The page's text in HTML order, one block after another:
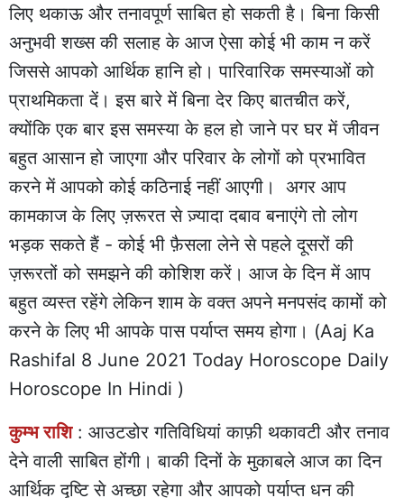
लिए थकाऊ और तनावपूर्ण साबित हो सकती है। बिना किसी
अनुभवी शख्स की सलाह के आज ऐसा कोई भी काम न करें
जिससे आपको आर्थिक हानि हो। पारिवारिक समस्याओं को
प्राथमिकता दें। इस बारे में बिना देर किए बातचीत करें,
क्योंकि एक बार इस समस्या के हल हो जाने पर घर में जीवन
बहुत आसान हो जाएगा और परिवार के लोगों को प्रभावित
करने में आपको कोई कठिनाई नहीं आएगी। अगर आप
कामकाज के लिए ज़रूरत से ज़्यादा दबाव बनाएंगे तो लोग
भड़क सकते हैं - कोई भी फ़ैसला लेने से पहले दूसरों की
ज़रूरतों को समझने की कोशिश करें। आज के दिन में आप
बहुत व्यस्त रहेंगे लेकिन शाम के वक्त अपने मनपसंद कामों को
करने के लिए भी आपके पास पर्याप्त समय होगा। (Aaj Ka
Rashifal 8 June 2021 Today Horoscope Daily
Horoscope In Hindi )
कुम्भ राशि: आउटडोर गतिविधियां काफ़ी थकावटी और तनाव
देने वाली साबित होंगी। बाकी दिनों के मुकाबले आज का दिन
आर्थिक दृष्टि से अच्छा रहेगा और आपको पर्याप्त धन की